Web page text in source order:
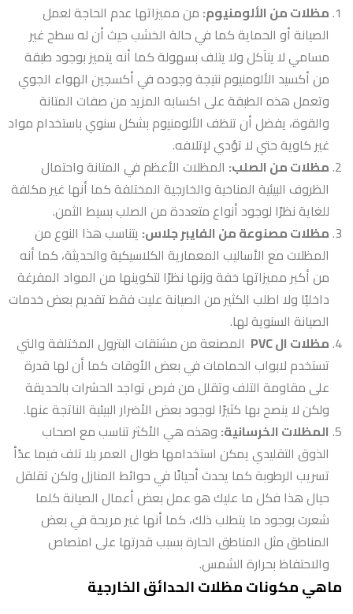
مظلات من الألومنيوم: من مميزاتها عدم الحاجة لعمل
الصيانة أو الحماية كما في حالة الخشب حيث أن له سطح غير
مسامي لا يتآكل ولا يتلف بسهولة كما أنه يتميز بوجود طبقة
من أكسيد الألومنيوم نتيجة وجوده في أكسجين الهواء الجوي
وتعمل هذه الطبقة على اكسابه المزيد من صفات المتانة
والقوة، يفضل أن تنظف الألومنيوم بشكل سنوي باستخدام مواد
غير كاوية حتي لا تؤدي لإتلافه.
مظلات من الصلب: المظلات الأعظم في المتانة واحتمال
الظروف البيئية المناخية والخارجية المختلفة كما أنها غير مكلفة
للغاية نظرًا لوجود أنواع متعددة من الصلب بسيط الثمن.
مظلات مصنوعة من الفايبر جلاس: يتناسب هذا النوع من
المظلات مع الأساليب المعمارية الكلاسيكية والحديثة، كما أنه
من أكبر مميزاتها خفة وزنها نظرًا لتكوينها من المواد المفرغة
داخليًا ولا اطلب الكثير من الصيانة عليت فقط تقديم بعض خدمات
الصيانة السنوية لها.
مظلات ال PVC
المصنعة من مشتقات البترول المختلفة والتي
تستخدم لابواب الحمامات في بعض الأوقات كما أن لها قدرة
على مقاومة التلف وتقلل من فرص تواجد الحشرات بالحديقة
ولكن لا ينصح بها كثيرًا لوجود بعض الأضرار البيئية الناتجة عنها.
المظلات الخرسانية: وهذه هي الأكثر تناسب مع اصحاب
الذوق التقليدي يمكن استخدامها طوال العمر بلا تلف فيما عدًأ
تسريب الرطوبة كما يحدث أحيانًا في حوائط المنازل ولكن تقلقل
حيال هذا فكل ما عليك هو عمل بعض أعمال الصيانة كلما
شعرت بوجود ما يتطلب ذلك، كما أنها غير مريحة في بعض
المناطق مثل المناطق الحارة بسبب قدرتها على امتصاص
والاحتفاظ بحرارة الشمس.
ماهي مكونات مظلات الحدائق الخارجية